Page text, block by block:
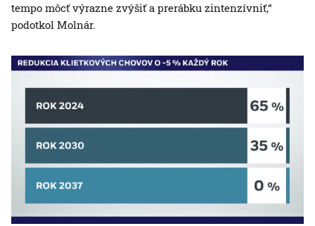
tempo môcť výrazne zvýšiť a prerábku zintenzívniť,“
podotkol Molnár.